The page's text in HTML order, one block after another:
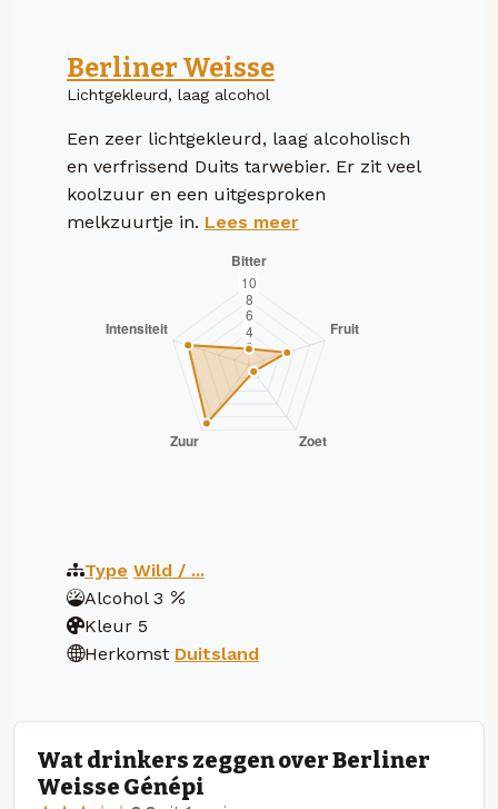
Berliner Weisse
Lichtgekleurd, laag alcohol
Een zeer lichtgekleurd, laag alcoholisch
en verfrissend Duits tarwebier. Er zit veel
koolzuur en een uitgesproken
melkzuurtje in. Lees meer
Type Wild / ...
Alcohol 3
Kleur 5
Herkomst Duitsland
Wat drinkers zeggen over Berliner
Weisse Génépi